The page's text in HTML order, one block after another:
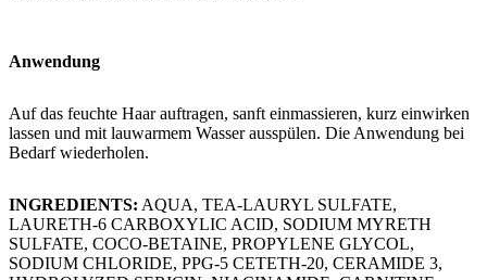
Anwendung
Auf das feuchte Haar auftragen, sanft einmassieren, kurz einwirken
lassen und mit lauwarmem Wasser ausspülen. Die Anwendung bei
Bedarf wiederholen.
INGREDIENTS: AQUA, TEA-LAURYL SULFATE,
LAURETH-6 CARBOXYLIC ACID, SODIUM MYRETH
SULFATE, COCO-BETAINE, PROPYLENE GLYCOL,
SODIUM CHLORIDE, PPG-5 CETETH-20, CERAMIDE 3,